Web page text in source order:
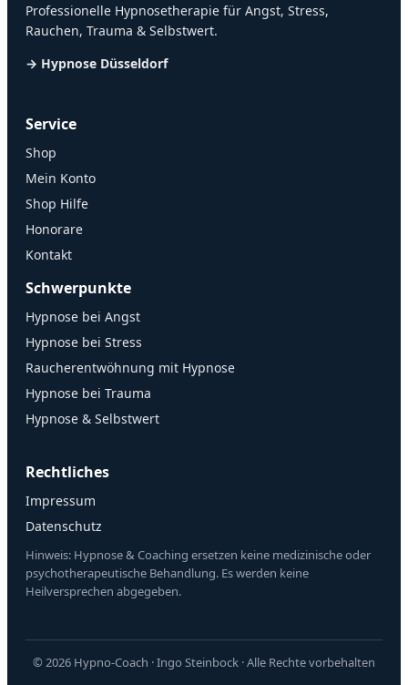
Professionelle Hypnosetherapie für Angst, Stress,
Rauchen, Trauma & Selbstwert.
→ Hypnose Düsseldorf
Service
Shop
Mein Konto
Shop Hilfe
Honorare
Kontakt
Schwerpunkte
Hypnose bei Angst
Hypnose bei Stress
Raucherentwöhnung mit Hypnose
Hypnose bei Trauma
Hypnose & Selbstwert
Rechtliches
Impressum
Datenschutz
Hinweis: Hypnose & Coaching ersetzen keine medizinische oder
psychotherapeutische Behandlung. Es werden keine
Heilversprechen abgegeben.
© 2026 Hypno-Coach · Ingo Steinbock · Alle Rechte vorbehalten